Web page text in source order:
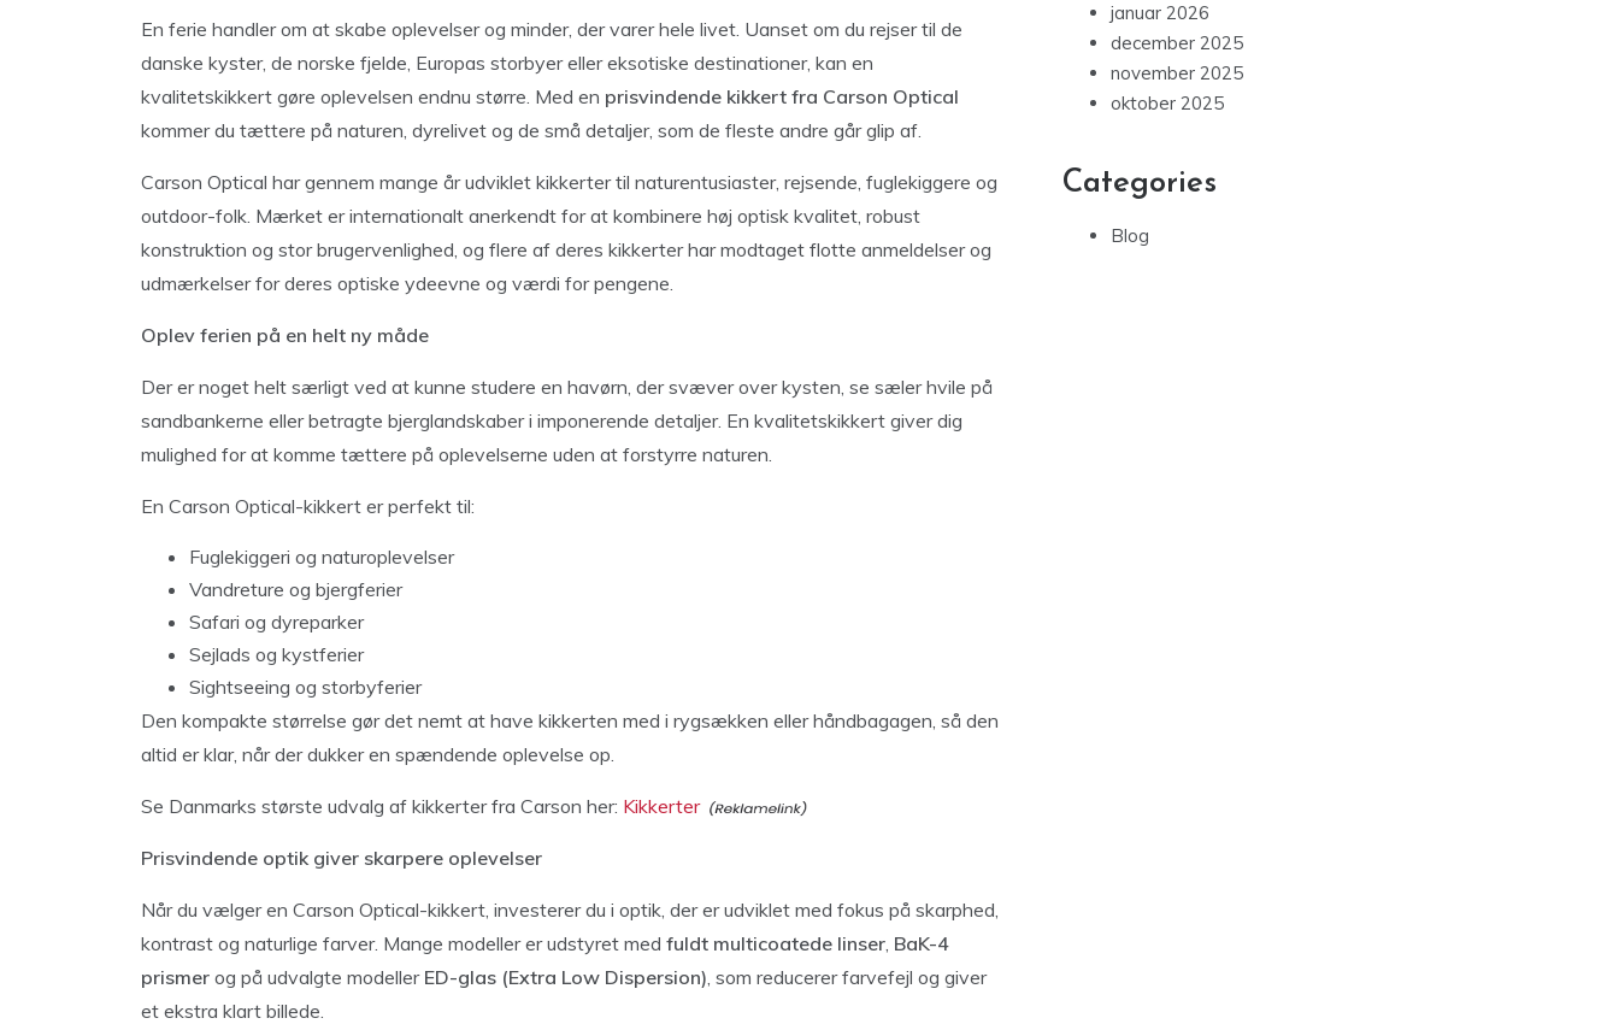
En ferie handler om at skabe oplevelser og minder, der varer hele livet. Uanset om du rejser til de
danske kyster, de norske fjelde, Europas storbyer eller eksotiske destinationer, kan en
kvalitetskikkert gøre oplevelsen endnu større. Med en prisvindende kikkert fra Carson Optical
kommer du tættere på naturen, dyrelivet og de små detaljer, som de fleste andre går glip af.
Carson Optical har gennem mange år udviklet kikkerter til naturentusiaster, rejsende, fuglekiggere og
outdoor-folk. Mærket er internationalt anerkendt for at kombinere høj optisk kvalitet, robust
konstruktion og stor brugervenlighed, og flere af deres kikkerter har modtaget flotte anmeldelser og
udmærkelser for deres optiske ydeevne og værdi for pengene.
Oplev ferien på en helt ny måde
Der er noget helt særligt ved at kunne studere en havørn, der svæver over kysten, se sæler hvile på
sandbankerne eller betragte bjerglandskaber i imponerende detaljer. En kvalitetskikkert giver dig
mulighed for at komme tættere på oplevelserne uden at forstyrre naturen.
En Carson Optical-kikkert er perfekt til:
Fuglekiggeri og naturoplevelser
Vandreture og bjergferier
Safari og dyreparker
Sejlads og kystferier
Sightseeing og storbyferier
Den kompakte størrelse gør det nemt at have kikkerten med i rygsækken eller håndbagagen, så den
altid er klar, når der dukker en spændende oplevelse op.
Se Danmarks største udvalg af kikkerter fra Carson her: Kikkerter
Prisvindende optik giver skarpere oplevelser
Når du vælger en Carson Optical-kikkert, investerer du i optik, der er udviklet med fokus på skarphed,
kontrast og naturlige farver. Mange modeller er udstyret med fuldt multicoatede linser BaK-4
prismer og på udvalgte modeller ED-glas (Extra Low Dispersion) , som reducerer farvefejl og giver
et ekstra klart billede.
januar 2026
december 2025
november 2025
oktober 2025
Categories
Blog